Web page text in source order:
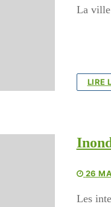
La ville
LIRE
26
Les